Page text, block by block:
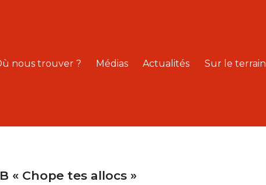
nous trouver ? Médias Actualités Sur le terrain
« Chope tes allocs »